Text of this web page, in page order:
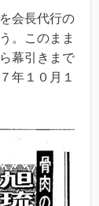
会長代行の
。このまま
幕引きまで
年１０月１